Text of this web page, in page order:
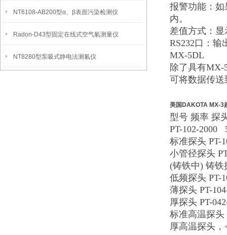
NT6108-AB200型α、β表面污染检测仪
Radon-D43型固定在线式空气氡测量仪
NT8280型泵吸式静电法测氡仪
报警功能：
内。
差值方式：
RS232口：输
MX-5DL
除了具有MX-
可将数据传
美国DAKOTA MX-3
型号 频率 探
PT-102-2000
标准探头 PT-
小管径探头
(铸铁中) 铸铁
低频探头 PT-
薄探头 PT-
厚探头 PT-
标准高温探头
厚高温探头